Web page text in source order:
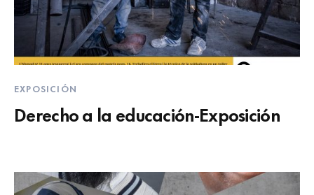
EXPOSICIÓN
Derecho a la educación-Exposición